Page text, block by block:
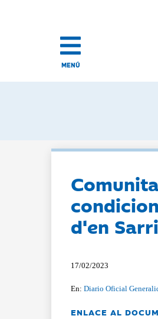
MENÚ
d'en
17/02/2023
En:Diario Oficial
ENLACE AL